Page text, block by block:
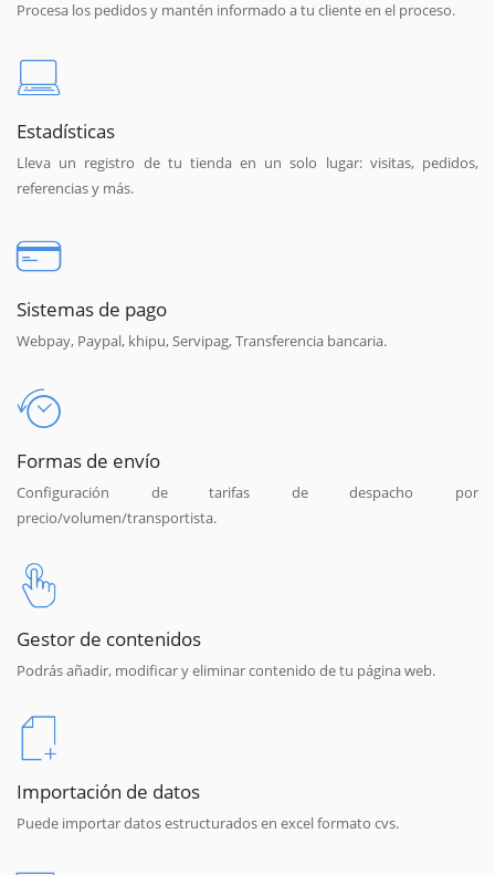
Procesa los pedidos y mantén informado a tu cliente en el proceso.
Estadísticas
Lleva un registro de tu tienda en un solo lugar: visitas, pedidos,
referencias y más.
Sistemas de pago
Webpay, Paypal, khipu, Servipag, Transferencia bancaria.
Formas de envío
Configuración de tarifas de despacho por
precio/volumen/transportista.
Gestor de contenidos
Podrás añadir, modificar y eliminar contenido de tu página web.
Importación de datos
Puede importar datos estructurados en excel formato cvs.